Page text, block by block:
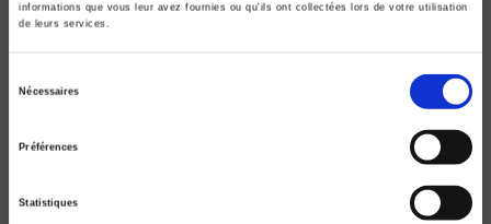
informations que vous leur avez fournies ou qu'ils ont collectées lors de votre utilisation
de leurs services.
Nécessaires
Préférences
Statistiques
Bruno Latour ou l'art d'assembler